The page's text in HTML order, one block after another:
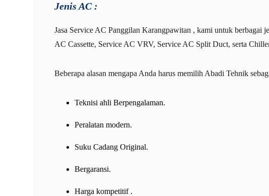
Jenis AC :
Jasa Service AC Panggilan Karangpawitan , kami untuk berbagai
AC Cassette, Service AC VRV, Service AC Split Duct, serta
Beberapa alasan mengapa Anda harus memilih Abadi Tehnik
Teknisi ahli Berpengalaman.
Peralatan modern.
Suku Cadang Original.
Bergaransi.
Harga kompetitif .